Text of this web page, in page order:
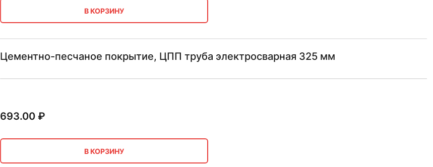
В КОРЗИНУ
Цементно-песчаное покрытие, ЦПП труба электросварная 325 мм
693.00₽
В КОРЗИНУ